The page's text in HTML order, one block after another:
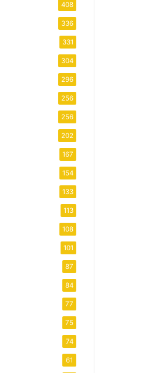
408
336
331
304
296
256
256
202
167
154
133
113
108
101
87
84
77
75
74
61